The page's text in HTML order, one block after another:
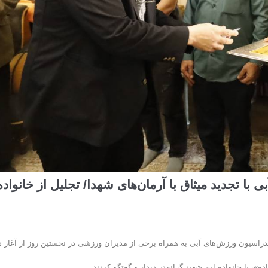
تجدید میثاق با آرمان‌های شهدا/ تجلیل از
ورزش‌های آبی به همراه برخی از مدیران ورزشی در نخستین روز از آغاز